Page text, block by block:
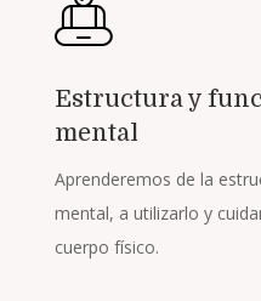
Estructura y
mental
Aprenderemos de la
mental, a utilizarlo y
cuerpo físico.